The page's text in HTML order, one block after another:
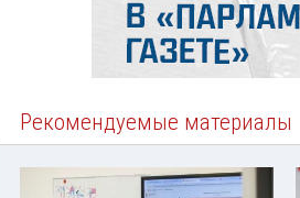
Рекомендуемые материалы